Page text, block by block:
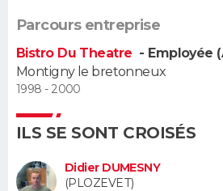
BONS PLANS
CARTE DE VOEUX
Carte de Noël
Carte Bonne année
Carte Saint-Valentin
Carte Pâques
Carte d'anniversaire
DICTIONNAIRE
Dictionnaire
Biographies
Citations
Expressions
Proverbes
PROGRAMME TV
Parcours entreprise
Bistro Du Theatre - Employée
Montigny le bretonneux
1998 - 2000
ILS SE SONT CROISÉS
Didier DUMESNY
(PLOZEVET)